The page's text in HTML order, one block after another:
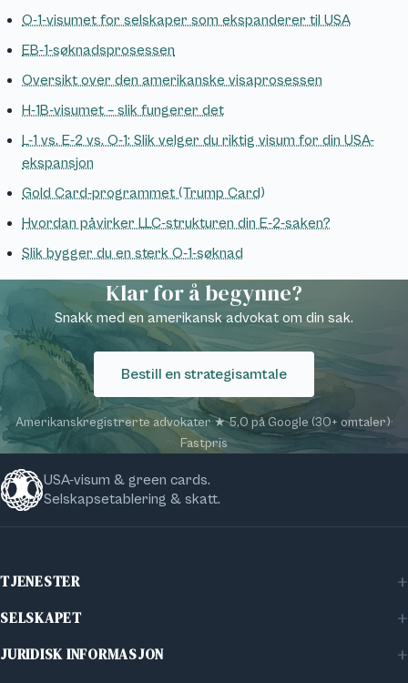
O-1-visumet for selskaper som ekspanderer til USA
EB-1-søknadsprosessen
Oversikt over den amerikanske visaprosessen
H-1B-visumet – slik fungerer det
L-1 vs. E-2 vs. O-1: Slik velger du riktig visum for din USA-
ekspansjon
Gold Card-programmet (Trump Card)
Hvordan påvirker LLC-strukturen din E-2-saken?
Slik bygger du en sterk O-1-søknad
Klar for å begynne?
Snakk med en amerikansk advokat om din sak.
Bestill en strategisamtale
Amerikanskregistrerte advokater·★ 5,0 på Google (30+ omtaler)·
Fastpris
USA-visum & green cards.
Selskapsetablering & skatt.
TJENESTER
Bedriftsvisum
Investorvisum
SELSKAPET
Artikler
JURIDISK INFORMASJON